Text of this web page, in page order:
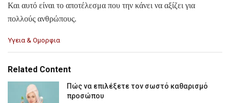
Και αυτό είναι το αποτέλεσμα που την κάνει να αξίζει για
πολλούς ανθρώπους.
C
e
Υγεια & Ομορφια
Related Content
Πώς να επιλέξετε τον σωστό καθαρισμό
προσώπου